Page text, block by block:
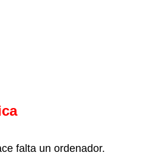
falta un ordenador.